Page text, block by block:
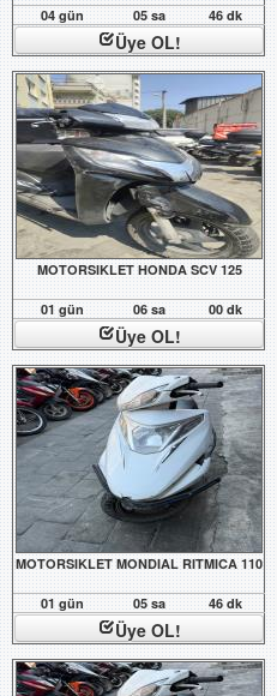
04 gün 05 sa 46 dk
Üye OL!
MOTORSIKLET HONDA SCV 125
01 gün 06 sa 00 dk
Üye OL!
MOTORSIKLET MONDIAL RITMICA 110
01 gün 05 sa 46 dk
Üye OL!